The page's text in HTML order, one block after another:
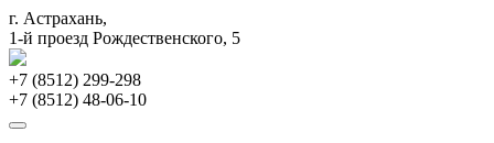
г. Астрахань,
1-й проезд Рождественского, 5
+7 (8512) 299-298
+7 (8512) 48-06-10